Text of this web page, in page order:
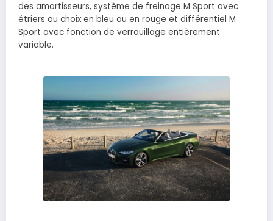
des amortisseurs, système de freinage M Sport avec
étriers au choix en bleu ou en rouge et différentiel M
Sport avec fonction de verrouillage entièrement
variable.